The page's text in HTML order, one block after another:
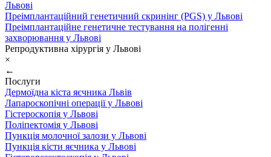
Львові
Преімплантаційний генетичний скринінг (PGS) у Львові
Преімплантаційне генетичне тестування на полігенні
захворювання у Львові
Репродуктивна хірургія у Львові
×
←
Послуги
Дермоїдна кіста яєчника Львів
Лапароскопічні операції у Львові
Гістероскопія у Львові
Поліпектомія у Львові
Пункція молочної залози у Львові
Пункція кісти яєчника у Львові